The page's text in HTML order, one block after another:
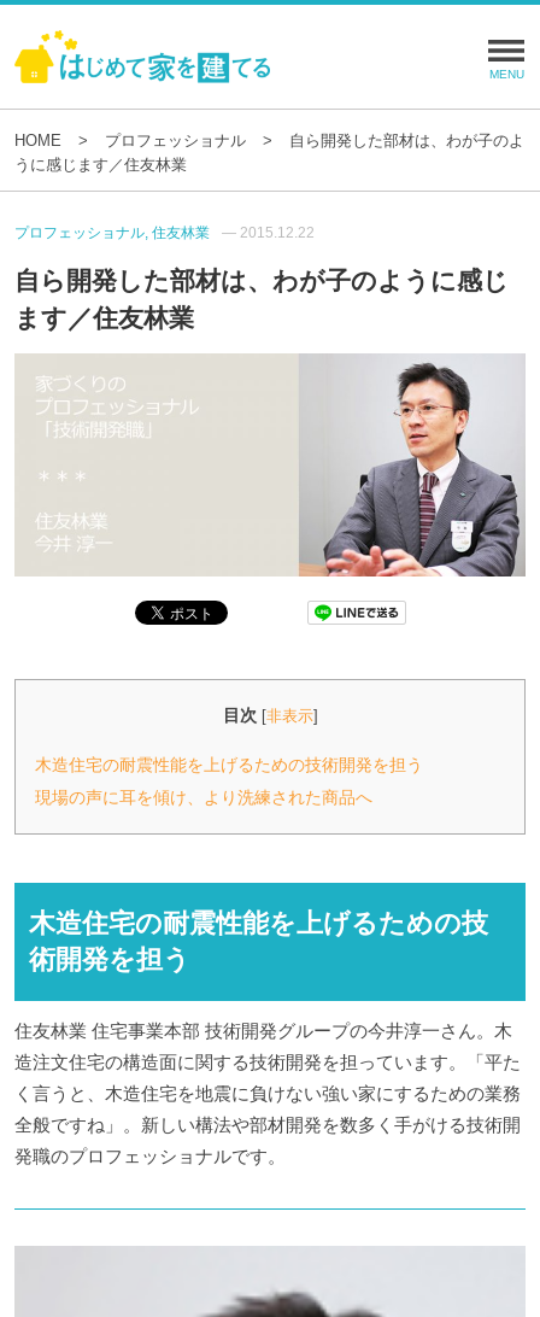
HOME プロフェッショナル
自ら開発した部材は、わが子のよ
うに感じます／住友林業
プロフェッショナル, 住友林業 — 2015.12.22
自ら開発した部材は、わが子のように感じ
ます／住友林業
目次 [非表示]
木造住宅の耐震性能を上げるための技術開発を担う
現場の声に耳を傾け、より洗練された商品へ
木造住宅の耐震性能を上げるための技
術開発を担う
住友林業 住宅事業本部 技術開発グループの今井淳一さん。木
造注文住宅の構造面に関する技術開発を担っています。「平た
く言うと、木造住宅を地震に負けない強い家にするための業務
全般ですね」。新しい構法や部材開発を数多く手がける技術開
発職のプロフェッショナルです。